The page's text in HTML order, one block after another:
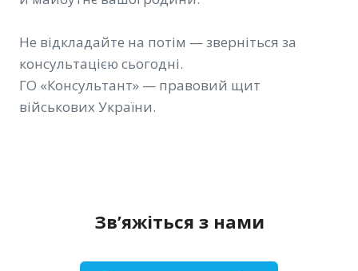
Не відкладайте на потім — зверніться за
консультацією сьогодні.
ГО «Консультант» — правовий щит
військових України.
Звʼяжіться з нами